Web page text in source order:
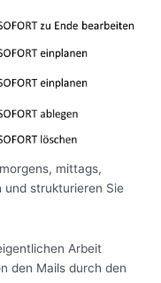
mittags,
strukturieren Sie
Arbeit
den Mails durch den